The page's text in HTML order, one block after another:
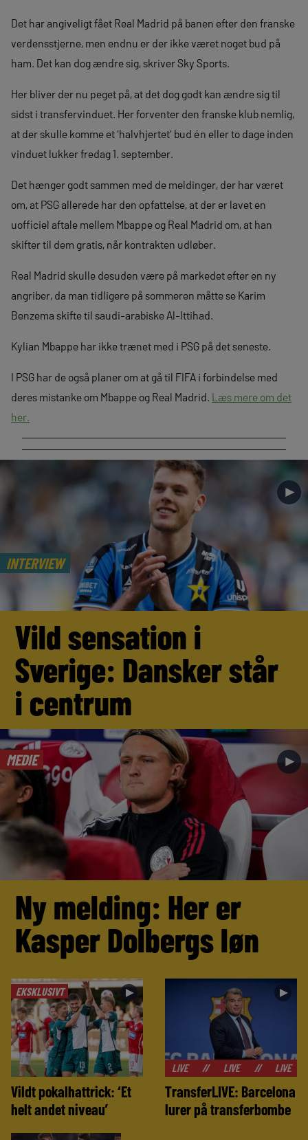
Det har angiveligt fået Real Madrid på banen efter den franske
verdensstjerne, men endnu er der ikke været noget bud på
ham. Det kan dog ændre sig, skriver Sky Sports.
Her bliver der nu peget på, at det dog godt kan ændre sig til
sidst i transfervinduet. Her forventer den franske klub nemlig,
at der skulle komme et 'halvhjertet' bud én eller to dage inden
vinduet lukker fredag 1. september.
Det hænger godt sammen med de meldinger, der har været
om, at PSG allerede har den opfattelse, at der er lavet en
uofficiel aftale mellem Mbappe og Real Madrid om, at han
skifter til dem gratis, når kontrakten udløber.
Real Madrid skulle desuden være på markedet efter en ny
angriber, da man tidligere på sommeren måtte se Karim
Benzema skifte til saudi-arabiske Al-Ittihad.
Kylian Mbappe har ikke trænet med i PSG på det seneste.
I PSG har de også planer om at gå til FIFA i forbindelse med
deres mistanke om Mbappe og Real Madrid. Læs mere om det
her.
INTERVIEW
►
Vild sensation i
Sverige: Dansker står
i centrum
MEDIE ►
Ny melding: Her er
Kasper Dolbergs løn
EKSKLUSIVT ►
Vildt pokalhattrick: ‘Et
helt andet niveau’
►
// LIVE LIVE // LIVE // LIVE
TransferLIVE: Barcelona
lurer på transferbombe